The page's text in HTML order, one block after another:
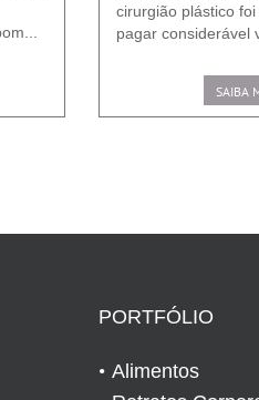
cirurgião plástico
pagar considerável
SAIBA
PORTFÓLIO
Alimentos